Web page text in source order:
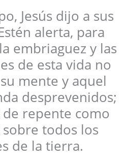
Jesús dijo a sus
alerta, para
embriaguez y las
de esta vida no
mente y aquel
desprevenidos;
repente como
todos los
de la tierra.